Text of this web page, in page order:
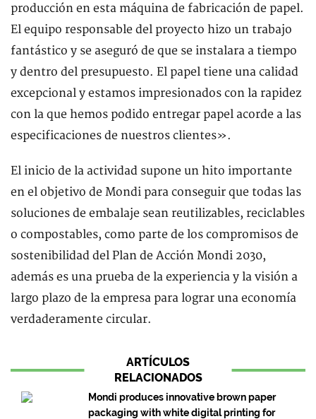
producción en esta máquina de fabricación de papel.
El equipo responsable del proyecto hizo un trabajo
fantástico y se aseguró de que se instalara a tiempo
y dentro del presupuesto. El papel tiene una calidad
excepcional y estamos impresionados con la rapidez
con la que hemos podido entregar papel acorde a las
especificaciones de nuestros clientes».
El inicio de la actividad supone un hito importante
en el objetivo de Mondi para conseguir que todas las
soluciones de embalaje sean reutilizables, reciclables
o compostables, como parte de los compromisos de
sostenibilidad del Plan de Acción Mondi 2030,
además es una prueba de la experiencia y la visión a
largo plazo de la empresa para lograr una economía
verdaderamente circular.
ARTÍCULOS
RELACIONADOS
Mondi produces innovative brown paper
packaging with white digital printing for